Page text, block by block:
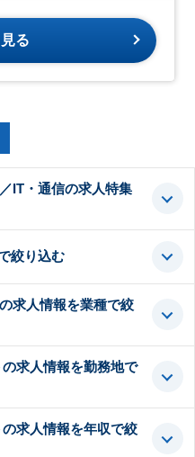
る
IT・通信の求人特集
絞り込む
求人情報を業種で絞
求人情報を勤務地で
求人情報を年収で絞